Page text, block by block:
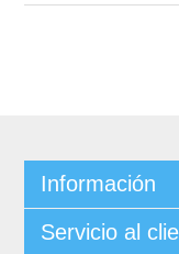
Información
Servicio al